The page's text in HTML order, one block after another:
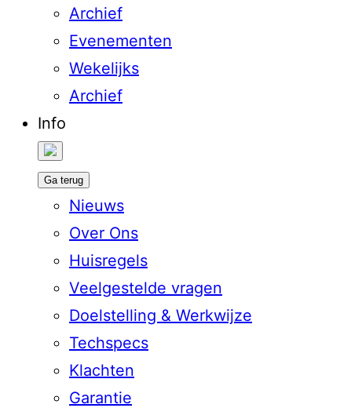
Archief
Evenementen
Wekelijks
Archief
Info
Ga terug
Nieuws
Over Ons
Huisregels
Veelgestelde vragen
Doelstelling & Werkwijze
Techspecs
Klachten
Garantie